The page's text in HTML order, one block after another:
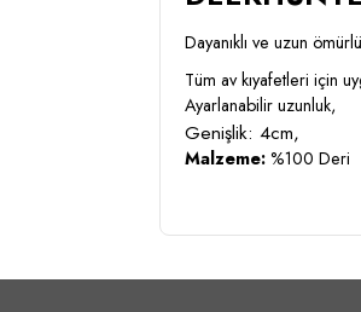
Dayanıklı ve uzun
Tüm av kıyafetleri için
Ayarlanabilir uzunluk,
Genişlik: 4cm,
Malzeme: %100 Deri